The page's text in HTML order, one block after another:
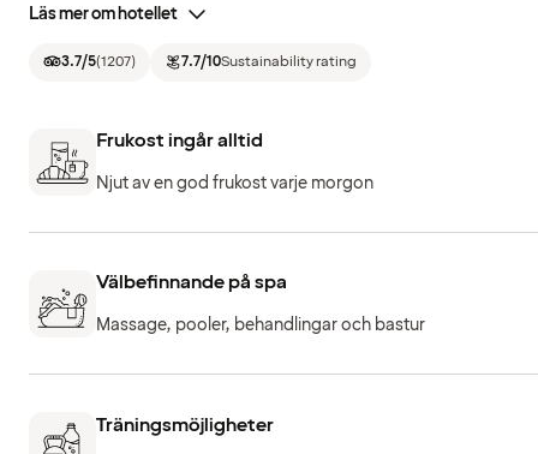
Läs mer om hotellet
3.7/5(1207) 7.7/10Sustainability rating
Frukost ingår alltid
Njut av en god frukost varje morgon
Välbefinnande på spa
Massage, pooler, behandlingar och bastur
Träningsmöjligheter